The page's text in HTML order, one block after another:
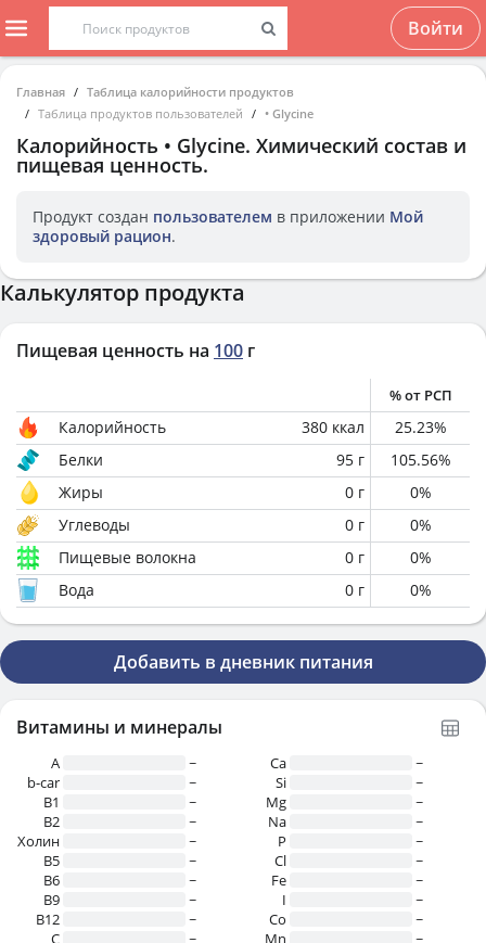
Войти
Главная
Таблица калорийности продуктов
Таблица продуктов пользователей
• Glycine
Калорийность • Glycine. Химический состав и
пищевая ценность.
Продукт создан пользователем в приложении Мой
здоровый рацион.
Калькулятор продукта
Пищевая ценность на 100 г
% от РСП
Калорийность 380 ккал 25.23%
Белки
95 г 105.56%
Жиры
0 г 0%
Углеводы
0 г 0%
Пищевые волокна
0 г 0%
Вода
0 г 0%
Добавить в дневник питания
Витамины и минералы
A
~
b-car
~
В1
~
B2
~
Холин
~
B5
~
B6
~
B9
~
B12
~
C
~
Ca
~
Si
~
Mg
~
Na
~
P
~
Cl
~
Fe
~
I
~
Co
~
Mn
~